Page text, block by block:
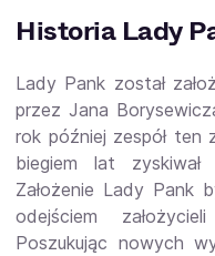
Historia Lady
Lady Pank został
przez Jana
rok później zespół ten
biegiem lat
Założenie Lady Pank
odejściem
Poszukując nowych